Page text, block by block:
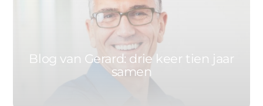
Blog van Gerard: drie keer tien jaar
samen